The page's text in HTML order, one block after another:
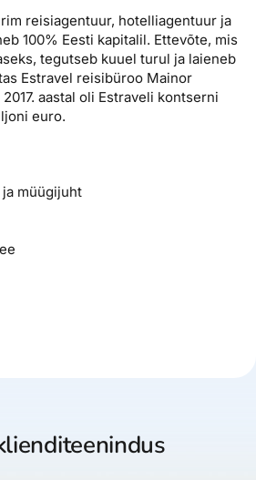
reisiagentuur, hotelliagentuur ja
100% Eesti kapitalil. Ettevõte, mis
tegutseb kuuel turul ja laieneb
Estravel reisibüroo Mainor
aastal oli Estraveli kontserni
euro.
müügijuht